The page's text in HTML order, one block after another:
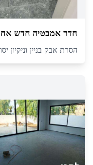
חדר אמבטיה חדש
הסרת אבק בניין וניקיון